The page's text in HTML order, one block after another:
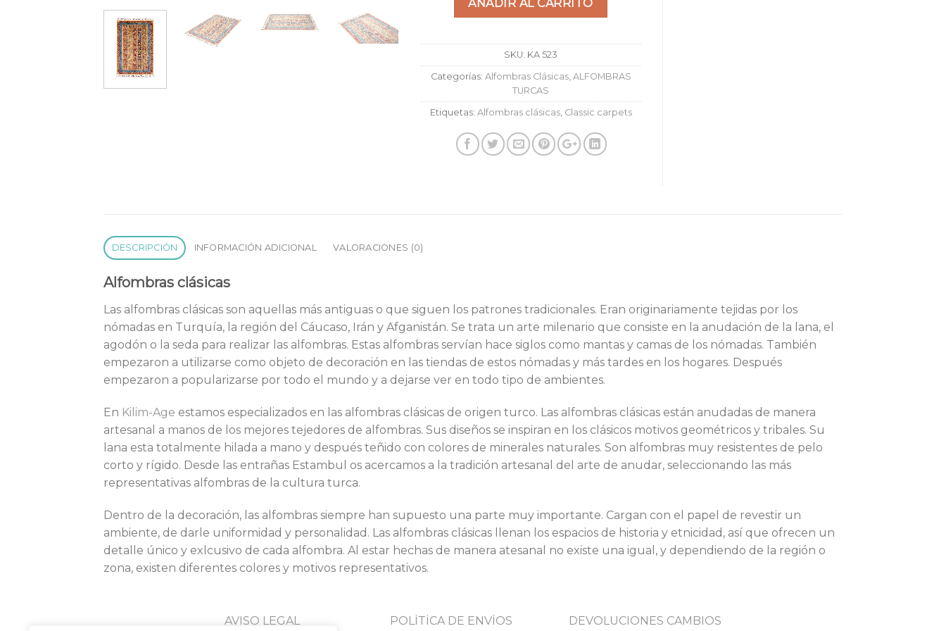
AÑADIR AL CARRITO
SKU: KA 523
Categorías: Alfombras Clásicas, ALFOMBRAS
TURCAS
Etiquetas: Alfombras clásicas, Classic carpets
DESCRIPCIÓN INFORMACIÓN ADICIONAL VALORACIONES (0)
Alfombras clásicas
Las alfombras clásicas son aquellas más antiguas o que siguen los patrones tradicionales. Eran originariamente tejidas por los
nómadas en Turquía, la región del Cáucaso, Irán y Afganistán. Se trata un arte milenario que consiste en la anudación de la lana, el
agodón o la seda para realizar las alfombras. Estas alfombras servían hace siglos como mantas y camas de los nómadas. También
empezaron a utilizarse como objeto de decoración en las tiendas de estos nómadas y más tardes en los hogares. Después
empezaron a popularizarse por todo el mundo y a dejarse ver en todo tipo de ambientes.
En Kilim-Age estamos especializados en las alfombras clásicas de origen turco. Las alfombras clásicas están anudadas de manera
artesanal a manos de los mejores tejedores de alfombras. Sus diseños se inspiran en los clásicos motivos geométricos y tribales. Su
lana esta totalmente hilada a mano y después teñido con colores de minerales naturales. Son alfombras muy resistentes de pelo
corto y rígido. Desde las entrañas Estambul os acercamos a la tradición artesanal del arte de anudar, seleccionando las más
representativas alfombras de la cultura turca.
Dentro de la decoración, las alfombras siempre han supuesto una parte muy importante. Cargan con el papel de revestir un
ambiente, de darle uniformidad y personalidad. Las alfombras clásicas llenan los espacios de historia y etnicidad, así que ofrecen un
detalle único y exlcusivo de cada alfombra. Al estar hechas de manera atesanal no existe una igual, y dependiendo de la región o
zona, existen diferentes colores y motivos representativos.
AVISO LEGAL POLİTİCA DE ENVİOS DEVOLUCIONES CAMBIOS